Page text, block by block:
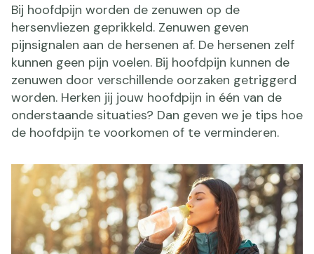
Bij hoofdpijn worden de zenuwen op de
hersenvliezen geprikkeld. Zenuwen geven
pijnsignalen aan de hersenen af. De hersenen zelf
kunnen geen pijn voelen. Bij hoofdpijn kunnen de
zenuwen door verschillende oorzaken getriggerd
worden. Herken jij jouw hoofdpijn in één van de
onderstaande situaties? Dan geven we je tips hoe
de hoofdpijn te voorkomen of te verminderen.